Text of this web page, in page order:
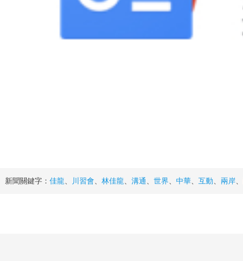
新聞關鍵字： 佳龍、 川習會、 林佳龍、 溝通 、 世界、 中華、 互動、 兩岸、